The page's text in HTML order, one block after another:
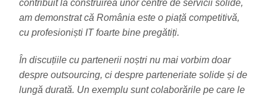
contribuit la construirea unor centre de servicii solide,
am demonstrat că România este o piață competitivă,
cu profesioniști IT foarte bine pregătiți.
În discuțiile cu partenerii noștri nu mai vorbim doar
despre outsourcing, ci despre parteneriate solide și de
lungă durată. Un exemplu sunt colaborările pe care le